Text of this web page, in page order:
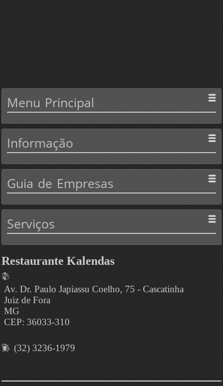
Menu Principal
Informação
Guia de Empresas
Serviços
Restaurante Kalendas
Av. Dr. Paulo Japiassu Coelho, 75 - Cascatinha
Juiz de Fora
MG
CEP: 36033-310
(32) 3236-1979